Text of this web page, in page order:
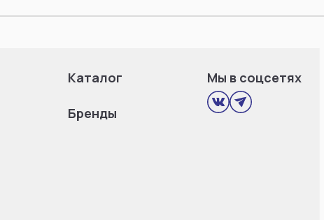
Каталог
Бренды
Мы в соцсетях